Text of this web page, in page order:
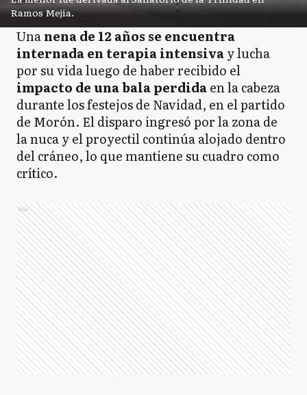
Ramos Mejía.
Unanena de 12 años se encuentra
internada en terapia intensivay lucha
por su vida luego de haber recibido el
impacto de una bala perdidaen la cabeza
durante los festejos de Navidad, en el partido
de Morón. El disparo ingresó por la zona de
la nuca y el proyectil continúa alojado dentro
del cráneo, lo que mantiene su cuadro como
crítico.
Ads